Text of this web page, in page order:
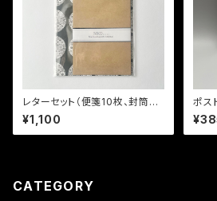
レターセット（便箋10枚、封筒5
枚）「Dot BLACK」
¥1,100
ポス
しい光
CATEGORY